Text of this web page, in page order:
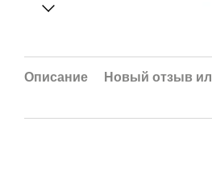
Описание Новый отзыв